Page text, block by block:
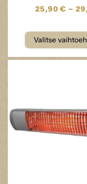
25,90€ –
Valitse